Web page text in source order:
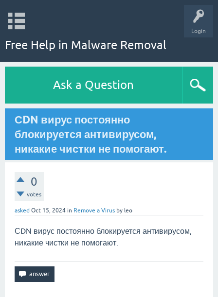
Login
Free Help in Malware Removal
Ask a Question
СDN вирус постоянно
блокируется антивирусом,
никакие чистки не помогают.
0
votes
asked Oct 15, 2024 in Remove a Virus by leo
СDN вирус постоянно блокируется антивирусом,
никакие чистки не помогают.